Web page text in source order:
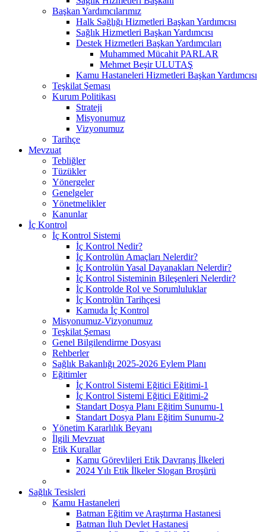
Başkan Yardımcılarımız
Halk Sağlığı Hizmetleri Başkan Yardımcısı
Sağlık Hizmetleri Başkan Yardımcısı
Destek Hizmetleri Başkan Yardımcıları
Muhammed Mücahit PARLAR
Mehmet Beşir ULUTAŞ
Kamu Hastaneleri Hizmetleri Başkan Yardımcısı
Teşkilat Şeması
Kurum Politikası
Strateji
Misyonumuz
Vizyonumuz
Tarihçe
Mevzuat
Tebliğler
Tüzükler
Yönergeler
Genelgeler
Yönetmelikler
Kanunlar
İç Kontrol
İç Kontrol Sistemi
İç Kontrol Nedir?
İç Kontrolün Amaçları Nelerdir?
İç Kontrolün Yasal Dayanakları Nelerdir?
İç Kontrol Sisteminin Bileşenleri Nelerdir?
İç Kontrolde Rol ve Sorumluluklar
İç Kontrolün Tarihçesi
Kamuda İç Kontrol
Misyonumuz-Vizyonumuz
Teşkilat Şeması
Genel Bilgilendirme Dosyası
Rehberler
Sağlık Bakanlığı 2025-2026 Eylem Planı
Eğitimler
İç Kontrol Sistemi Eğitici Eğitimi-1
İç Kontrol Sistemi Eğitici Eğitimi-2
Standart Dosya Planı Eğitim Sunumu-1
Standart Dosya Planı Eğitim Sunumu-2
Yönetim Kararlılık Beyanı
İlgili Mevzuat
Etik Kurallar
Kamu Görevlileri Etik Davranış İlkeleri
2024 Yılı Etik İlkeler Slogan Broşürü
Sağlık Tesisleri
Kamu Hastaneleri
Batman Eğitim ve Araştırma Hastanesi
Batman İluh Devlet Hastanesi